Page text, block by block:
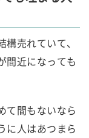
売れていて、
間近になっても
て間もないなら
に人はあつまら